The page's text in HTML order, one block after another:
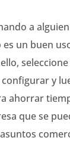
a
un buen
y
ahorrar
que se